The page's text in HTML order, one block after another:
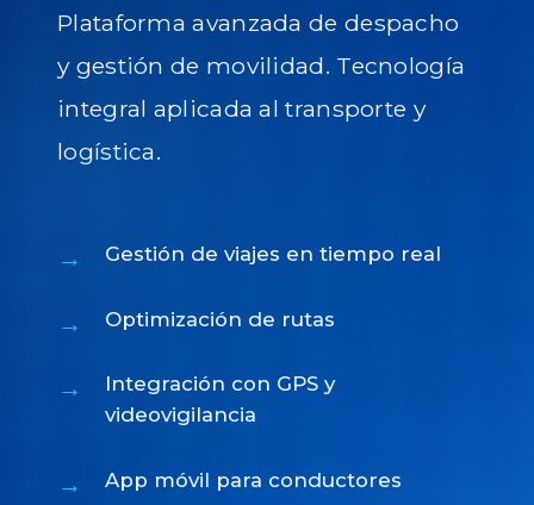
Plataforma avanzada de despacho
y gestión de movilidad. Tecnología
integral aplicada al transporte y
logística.
Gestión de viajes en tiempo real
Optimización de rutas
Integración con GPS y
videovigilancia
App móvil para conductores